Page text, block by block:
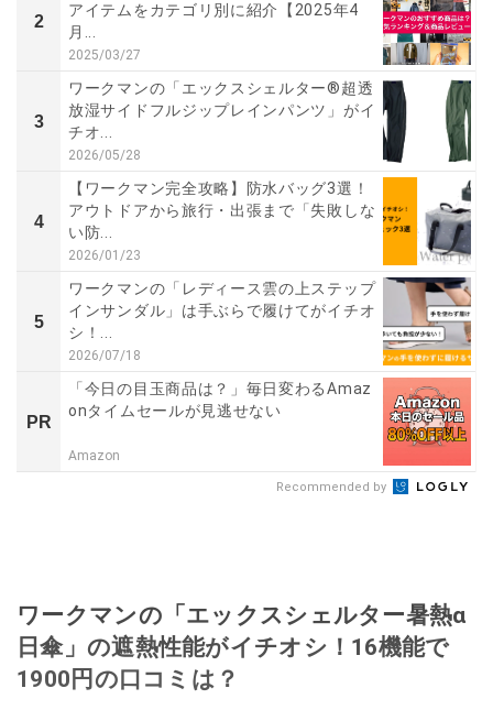
2
アイテムをカテゴリ別に紹介【2025年4
月...
2025/03/27
3
ワークマンの「エックスシェルター®超透
放湿サイドフルジップレインパンツ」がイ
チオ...
2026/05/28
4
【ワークマン完全攻略】防水バッグ3選！
アウトドアから旅行・出張まで「失敗しな
い防...
2026/01/23
5
ワークマンの「レディース雲の上ステップ
インサンダル」は手ぶらで履けてがイチオ
シ！...
2026/07/18
PR
「今日の目玉商品は？」毎日変わるAmaz
onタイムセールが見逃せない
Amazon
Recommended by
ワークマンの「エックスシェルター暑熱α
日傘」の遮熱性能がイチオシ！16機能で
1900円の口コミは？